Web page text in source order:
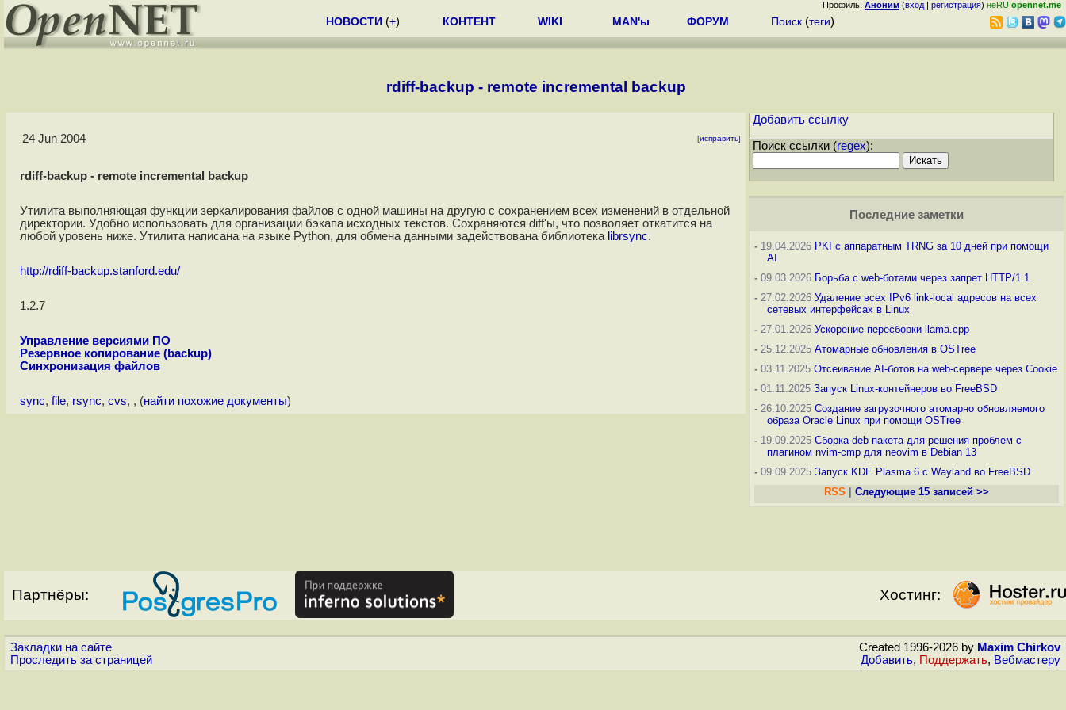
Профиль: Аноним (вход | регистрация) неRU opennet.me
НОВОСТИ (+) КОНТЕНТ WIKI MAN'ы ФОРУМ Поиск (теги)
rdiff-backup - remote incremental backup
24 Jun 2004 [исправить]
rdiff-backup - remote incremental backup
Утилита выполняющая функции зеркалирования файлов с одной машины на другую с сохранением всех изменений в отдельной
директории. Удобно использовать для организации бэкапа исходных текстов. Сохраняются diff'ы, что позволяет откатится на
любой уровень ниже. Утилита написана на языке Python, для обмена данными задействована библиотека librsync.
http://rdiff-backup.stanford.edu/
1.2.7
Управление версиями ПО
Резервное копирование (backup)
Синхронизация файлов
sync, file, rsync, cvs, , (найти похожие документы)
Добавить ссылку
Поиск ссылки (regex):
Последние заметки
- 19.04.2026 PKI с аппаратным TRNG за 10 дней при помощи
AI
- 09.03.2026 Борьба с web-ботами через запрет HTTP/1.1
- 27.02.2026 Удаление всех IPv6 link-local адресов на всех
сетевых интерфейсах в Linux
- 27.01.2026 Ускорение пересборки llama.cpp
- 25.12.2025 Атомарные обновления в OSTree
- 03.11.2025 Отсеивание AI-ботов на web-сервере через Cookie
- 01.11.2025 Запуск Linux-контейнеров во FreeBSD
- 26.10.2025 Создание загрузочного атомарно обновляемого
образа Oracle Linux при помощи OSTree
- 19.09.2025 Сборка deb-пакета для решения проблем с
плагином nvim-cmp для neovim в Debian 13
- 09.09.2025 Запуск KDE Plasma 6 с Wayland во FreeBSD
RSS
Следующие 15 записей >>
Партнёры: Хостинг:
Закладки на сайте
Проследить за страницей
Created 1996-2026 by Maxim Chirkov
Добавить, Поддержать, Вебмастеру